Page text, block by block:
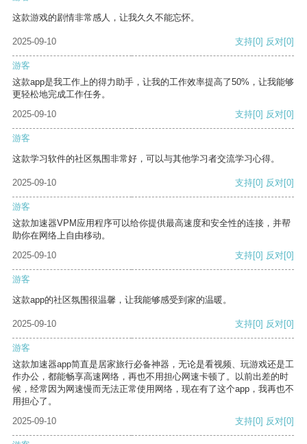
这款游戏的剧情非常感人，让我久久不能忘怀。
2025-09-10 支持[0] 反对[0]
游客
这款app是我工作上的得力助手，让我的工作效率提高了50%，让我能够
更轻松地完成工作任务。
2025-09-10
支持[0] 反对[0]
游客
这款学习软件的社区氛围非常好，可以与其他学习者交流学习心得。
2025-09-10 支持[0] 反对[0]
游客
这款加速器VPM应用程序可以给你提供最高速度和安全性的连接，并帮
助你在网络上自由移动。
2025-09-10
支持[0] 反对[0]
游客
这款app的社区氛围很温馨，让我能够感受到家的温暖。
2025-09-10 支持[0] 反对[0]
游客
这款加速器app简直是居家旅行必备神器，无论是看视频、玩游戏还是工
作办公，都能畅享高速网络，再也不用担心网速卡顿了。以前出差的时
候，经常因为网速慢而无法正常使用网络，现在有了这个app，我再也不
用担心了。
2025-09-10
支持[0] 反对[0]